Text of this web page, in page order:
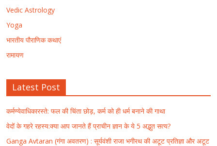
Vedic Astrology
Yoga
भारतीय पौराणिक कथाएं
रामायण
Latest Post
कर्मण्येवाधिकारस्ते: फल की चिंता छोड़, कर्म को ही धर्म बनाने की गाथा
वेदों के गहरे रहस्य:क्या आप जानते हैं प्राचीन ज्ञान के ये 5 अद्भुत सत्य?
Ganga Avtaran (गंगा अवतरण) : सूर्यवंशी राजा भगीरथ की अटूट प्रतिज्ञा और अटूट